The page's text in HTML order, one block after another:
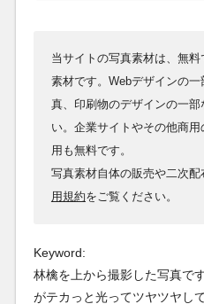
当サイトの写真素材は、無
素材です。Webデザインの
真、印刷物のデザインの一
い。企業サイトやその他商
用も無料です。
写真素材自体の販売や二次
用規約をご覧ください。
Keyword:
林檎を上から撮影した写真で
がテカっと光ってツヤツヤし